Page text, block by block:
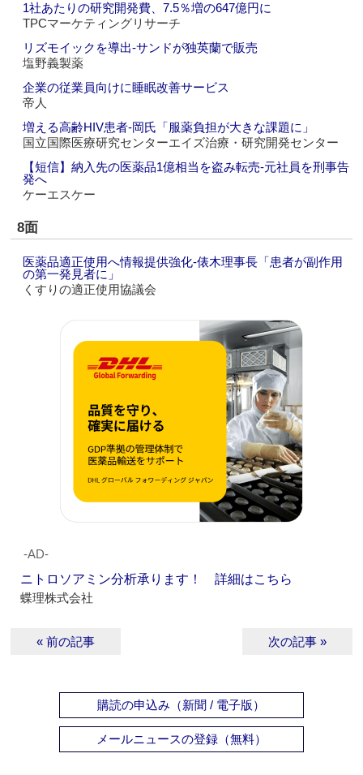
1社あたりの研究開発費、7.5％増の647億円に
TPCマーケティングリサーチ
リズモイックを導出‐サンドが独英蘭で販売
塩野義製薬
企業の従業員向けに睡眠改善サービス
帝人
増える高齢HIV患者‐岡氏「服薬負担が大きな課題に」
国立国際医療研究センターエイズ治療・研究開発センター
【短信】納入先の医薬品1億相当を盗み転売‐元社員を刑事告
発へ
ケーエスケー
8面
医薬品適正使用へ情報提供強化‐俵木理事長「患者が副作用
の第一発見者に」
くすりの適正使用協議会
‐AD‐
ニトロソアミン分析承ります！ 詳細はこちら
蝶理株式会社
« 前の記事 次の記事 »
購読の申込み（新聞 / 電子版）
メールニュースの登録（無料）